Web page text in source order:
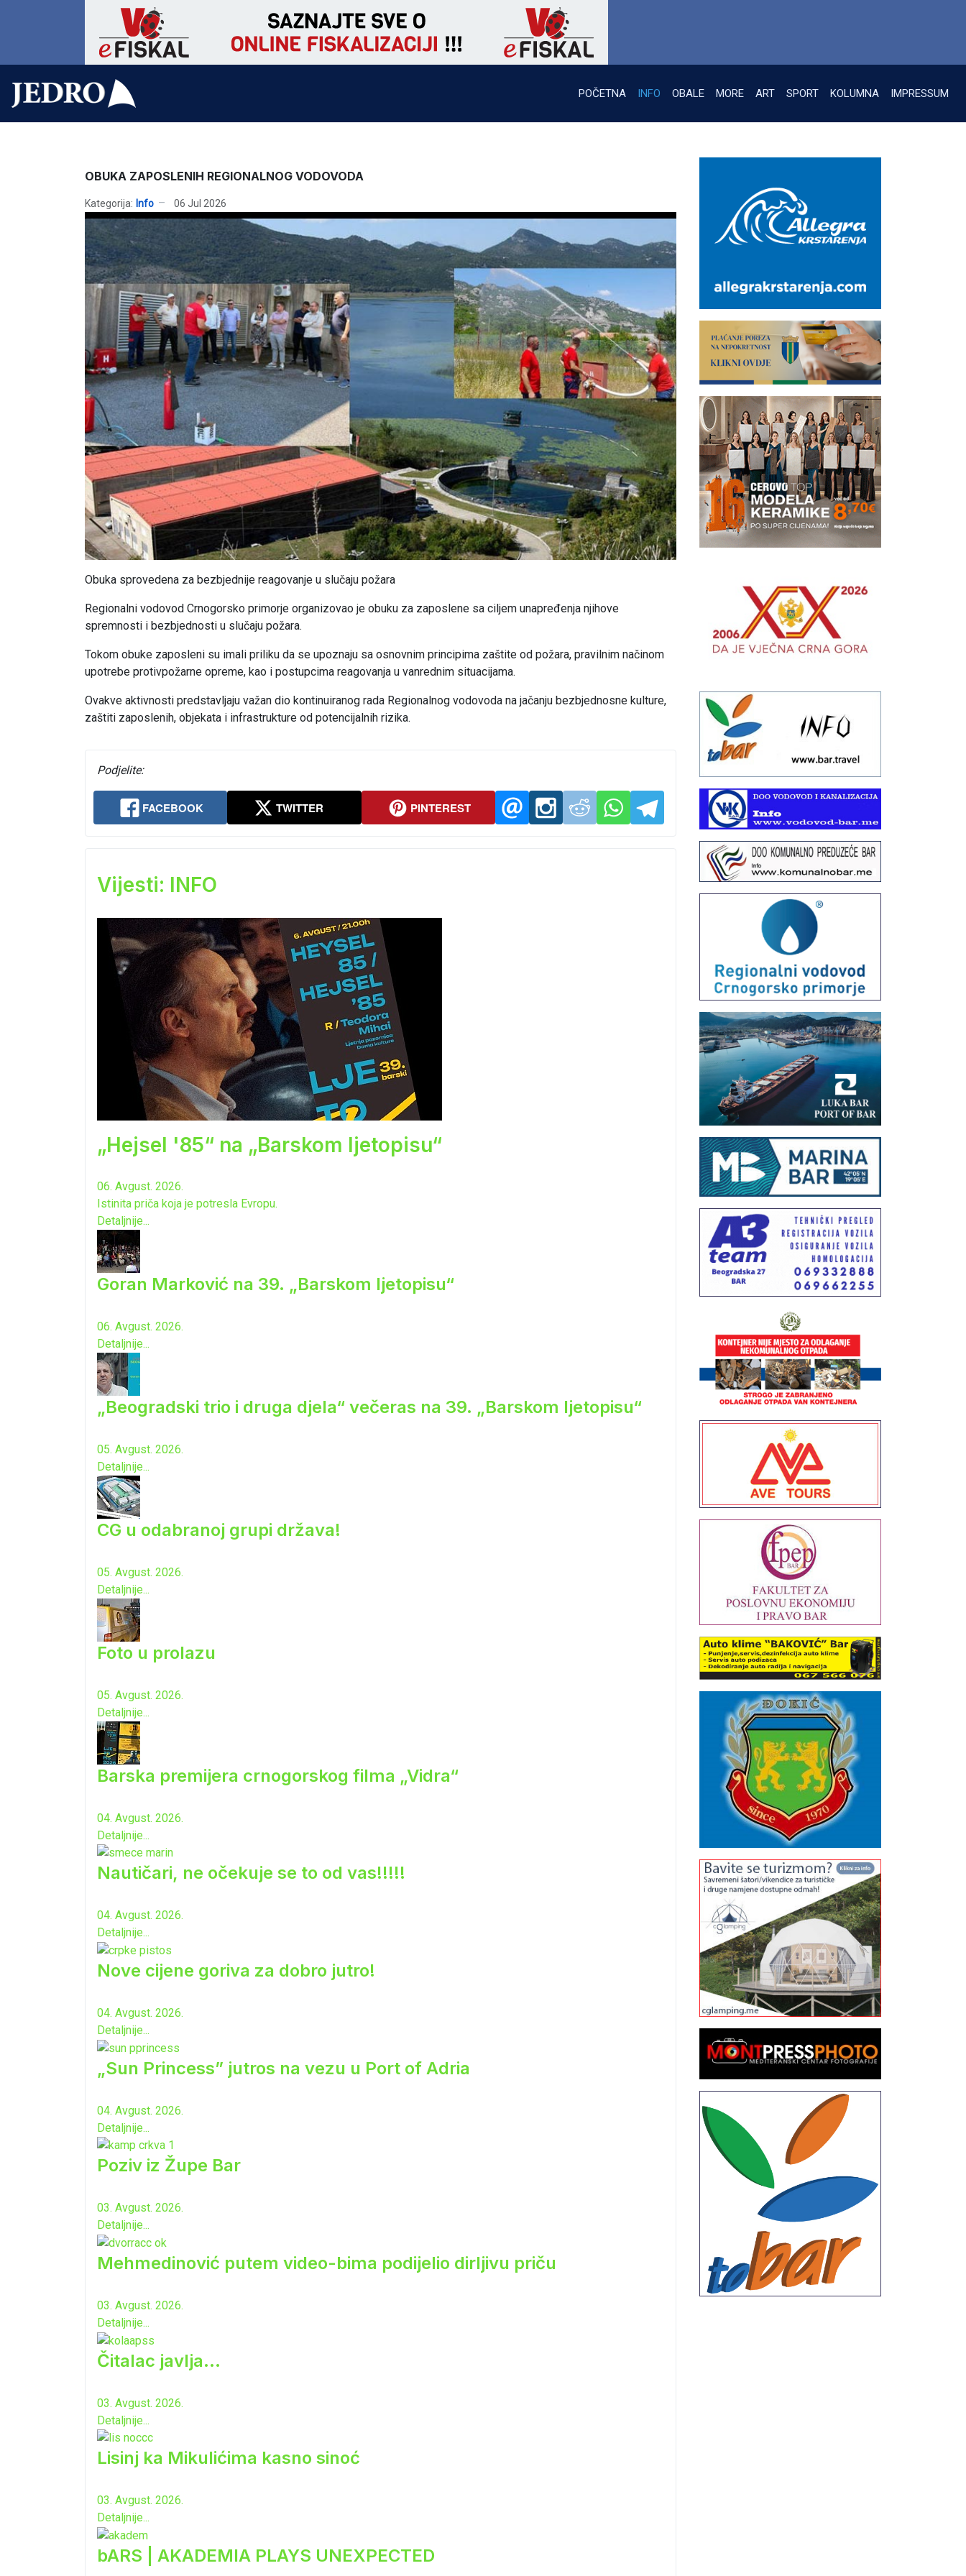
POČETNA INFO OBALE MORE ART SPORT KOLUMNA IMPRESSUM
OBUKA ZAPOSLENIH REGIONALNOG VODOVODA
Kategorija: Info 06 Jul 2026
Obuka sprovedena za bezbjednije reagovanje u slučaju požara
Regionalni vodovod Crnogorsko primorje organizovao je obuku za zaposlene sa ciljem unapređenja njihove
spremnosti i bezbjednosti u slučaju požara.
Tokom obuke zaposleni su imali priliku da se upoznaju sa osnovnim principima zaštite od požara, pravilnim načinom
upotrebe protivpožarne opreme, kao i postupcima reagovanja u vanrednim situacijama.
Ovakve aktivnosti predstavljaju važan dio kontinuiranog rada Regionalnog vodovoda na jačanju bezbjednosne kulture,
zaštiti zaposlenih, objekata i infrastrukture od potencijalnih rizika.
Podjelite:
FACEBOOK TWITTER PINTEREST
Vijesti: INFO
„Hejsel '85“ na „Barskom ljetopisu“
06. Avgust. 2026.
Istinita priča koja je potresla Evropu.
Detaljnije...
Goran Marković na 39. „Barskom ljetopisu“
06. Avgust. 2026.
Detaljnije...
„Beogradski trio i druga djela“ večeras na 39. „Barskom ljetopisu“
05. Avgust. 2026.
Detaljnije...
CG u odabranoj grupi država!
05. Avgust. 2026.
Detaljnije...
Foto u prolazu
05. Avgust. 2026.
Detaljnije...
Barska premijera crnogorskog filma „Vidra“
04. Avgust. 2026.
Detaljnije...
Nautičari, ne očekuje se to od vas!!!!!
04. Avgust. 2026.
Detaljnije...
Nove cijene goriva za dobro jutro!
04. Avgust. 2026.
Detaljnije...
„Sun Princess” jutros na vezu u Port of Adria
04. Avgust. 2026.
Detaljnije...
Poziv iz Župe Bar
03. Avgust. 2026.
Detaljnije...
Mehmedinović putem video-bima podijelio dirljivu priču
03. Avgust. 2026.
Detaljnije...
Čitalac javlja...
03. Avgust. 2026.
Detaljnije...
Lisinj ka Mikulićima kasno sinoć
03. Avgust. 2026.
Detaljnije...
bARS | AKADEMIA PLAYS UNEXPECTED